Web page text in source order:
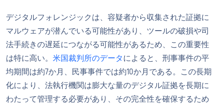
デジタルフォレンジックは、容疑者から収集された証拠に
マルウェアが潜んでいる可能性があり、ツールの破損や司
法手続きの遅延につながる可能性があるため、この重要性
は特に高い。 米国裁判所のデータによると、刑事事件の平
均期間は約7か月、民事事件では約10か月である。この長期
化により、法執行機関は膨大な量のデジタル証拠を長期に
わたって管理する必要があり、その完全性を確保するため